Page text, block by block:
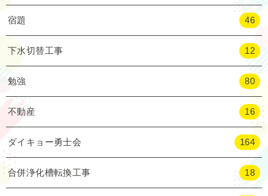
宿題 46
下水切替工事 12
勉強 80
不動産 16
ダイキョー勇士会 164
合併浄化槽転換工事 18